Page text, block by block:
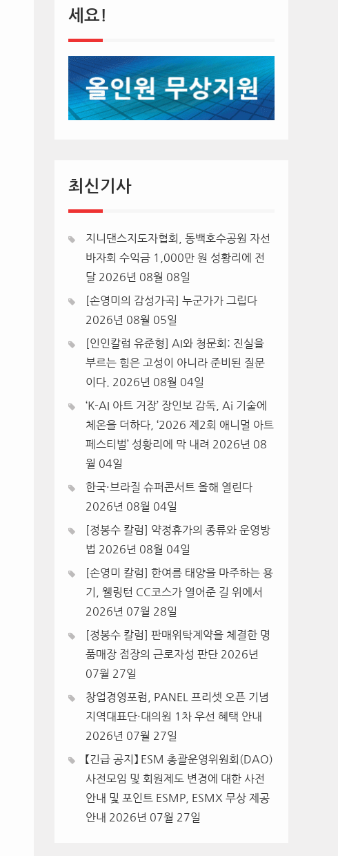
세요!
최신기사
지니댄스지도자협회, 동백호수공원 자선
바자회 수익금 1,000만 원 성황리에 전
달 2026년 08월 08일
[손영미의 감성가곡] 누군가가 그립다
2026년 08월 05일
[인인칼럼 유준형] AI와 청문회: 진실을
부르는 힘은 고성이 아니라 준비된 질문
이다.
2026년 08월 04일
‘K-AI 아트 거장’ 장인보 감독, Ai 기술에
체온을 더하다, ‘2026 제2회 애니멀 아트
페스티벌’ 성황리에 막 내려 2026년 08
월 04일
한국·브라질 슈퍼콘서트 올해 열린다
2026년 08월 04일
[정봉수 칼럼] 약정휴가의 종류와 운영방
법 2026년 08월 04일
[손영미 칼럼] 한여름 태양을 마주하는 용
기, 웰링턴 CC코스가 열어준 길 위에서
2026년 07월 28일
[정봉수 칼럼] 판매위탁계약을 체결한 명
품매장 점장의 근로자성 판단 2026년
07월 27일
창업경영포럼, PANEL 프리셋 오픈 기념
지역대표단·대의원 1차 우선 혜택 안내
2026년 07월 27일
【긴급 공지】 ESM 총괄운영위원회(DAO)
사전모임 및 회원제도 변경에 대한 사전
안내 및 포인트 ESMP, ESMX 무상 제공
안내 2026년 07월 27일